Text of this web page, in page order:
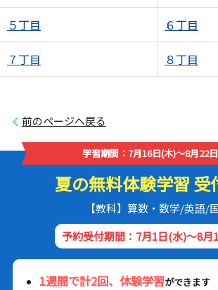
５丁目 ６丁目
７丁目 ８丁目
前のページへ戻る
学習期間：7月16日(木)～8月22
夏の無料体験学習 受
【教科】算数・数学/英語/
予約受付期間：7月1日(水)～8月
1週間で計2回、体験学習ができます